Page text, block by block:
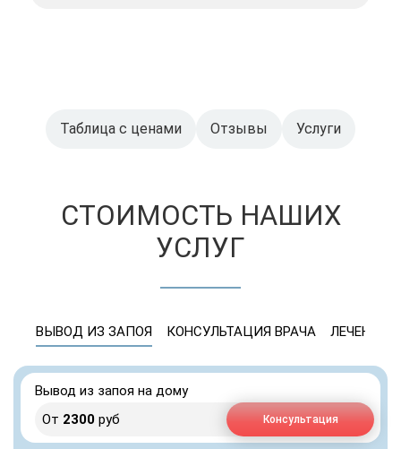
Таблица с ценами Отзывы Услуги
СТОИМОСТЬ НАШИХ
УСЛУГ
ВЫВОД ИЗ ЗАПОЯ КОНСУЛЬТАЦИЯ ВРАЧА ЛЕЧЕНИЕ
Вывод из запоя на дому
От 2300 руб Консультация